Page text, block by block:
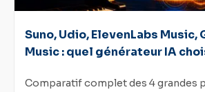
Suno, Udio, ElevenLabs Music,
Music : quel générateur IA
Comparatif complet des 4 grandes